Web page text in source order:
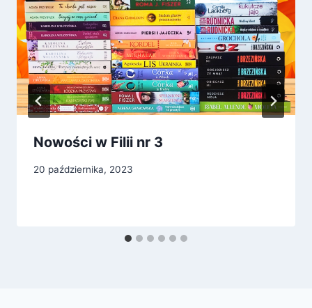
Nowości w Filii nr 3
20 października, 2023